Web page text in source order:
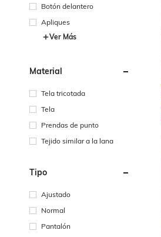
Botón delantero
Apliques
Ver Más
Material
Tela tricotada
Tela
Prendas de punto
Tejido similar a la lana
Tipo
Ajustado
Normal
Pantalón